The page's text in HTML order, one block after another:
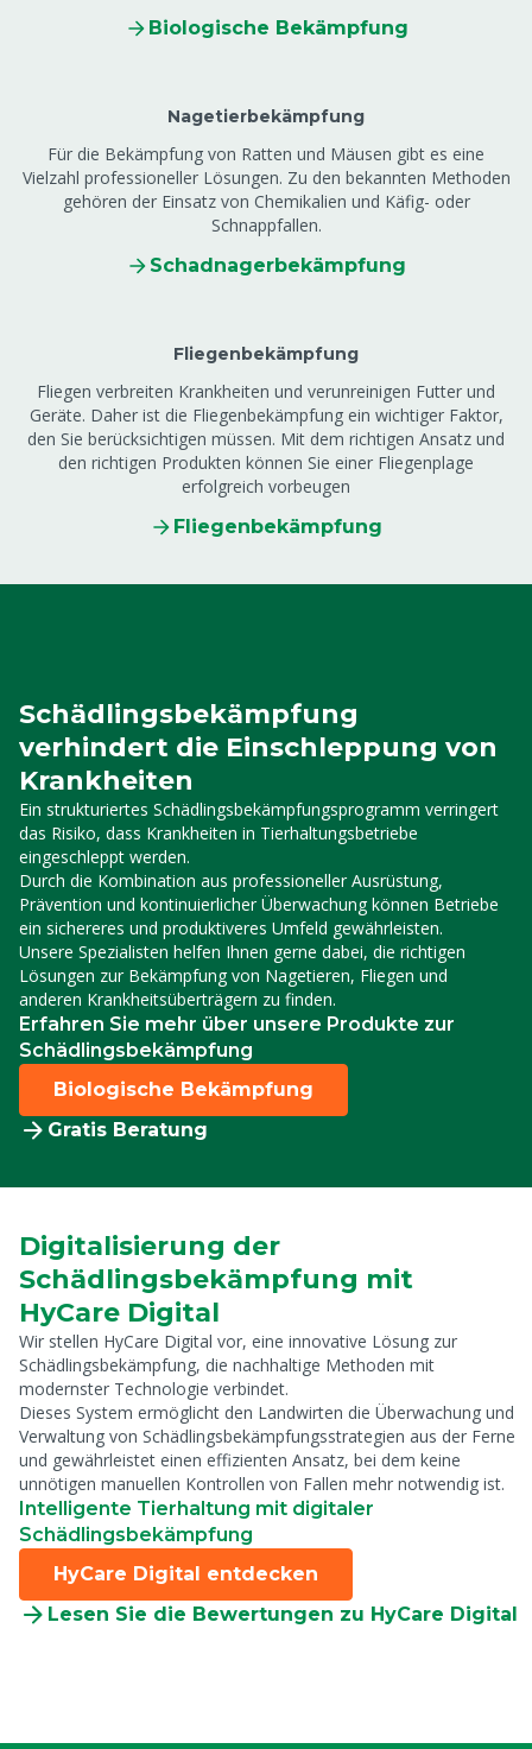
Biologische Bekämpfung
Nagetierbekämpfung
Für die Bekämpfung von Ratten und Mäusen gibt es eine
Vielzahl professioneller Lösungen. Zu den bekannten Methoden
gehören der Einsatz von Chemikalien und Käfig- oder
Schnappfallen.
Schadnagerbekämpfung
Fliegenbekämpfung
Fliegen verbreiten Krankheiten und verunreinigen Futter und
Geräte. Daher ist die Fliegenbekämpfung ein wichtiger Faktor,
den Sie berücksichtigen müssen. Mit dem richtigen Ansatz und
den richtigen Produkten können Sie einer Fliegenplage
erfolgreich vorbeugen
Fliegenbekämpfung
Schädlingsbekämpfung
verhindert die Einschleppung von
Krankheiten
Ein strukturiertes Schädlingsbekämpfungsprogramm verringert
das Risiko, dass Krankheiten in Tierhaltungsbetriebe
eingeschleppt werden.
Durch die Kombination aus professioneller Ausrüstung,
Prävention und kontinuierlicher Überwachung können Betriebe
ein sichereres und produktiveres Umfeld gewährleisten.
Unsere Spezialisten helfen Ihnen gerne dabei, die richtigen
Lösungen zur Bekämpfung von Nagetieren, Fliegen und
anderen Krankheitsüberträgern zu finden.
Erfahren Sie mehr über unsere Produkte zur
Schädlingsbekämpfung
Biologische Bekämpfung
Gratis Beratung
Digitalisierung der
Schädlingsbekämpfung mit
HyCare Digital
Wir stellen HyCare Digital vor, eine innovative Lösung zur
Schädlingsbekämpfung, die nachhaltige Methoden mit
modernster Technologie verbindet.
Dieses System ermöglicht den Landwirten die Überwachung und
Verwaltung von Schädlingsbekämpfungsstrategien aus der Ferne
und gewährleistet einen effizienten Ansatz, bei dem keine
unnötigen manuellen Kontrollen von Fallen mehr notwendig ist.
Intelligente Tierhaltung mit digitaler
Schädlingsbekämpfung
HyCare Digital entdecken
Lesen Sie die Bewertungen zu HyCare Digital